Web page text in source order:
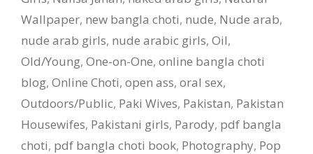
Wallpaper, new bangla choti, nude, Nude arab,
nude arab girls, nude arabic girls, Oil,
Old/Young, One-on-One, online bangla choti
blog, Online Choti, open ass, oral sex,
Outdoors/Public, Paki Wives, Pakistan, Pakistan
Housewifes, Pakistani girls, Parody, pdf bangla
choti, pdf bangla choti book, Photography, Pop